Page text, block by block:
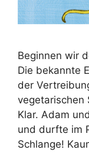
Beginnen wir
Die bekannte
der
vegetarischen
Klar. Adam
und durfte im
Schlange!